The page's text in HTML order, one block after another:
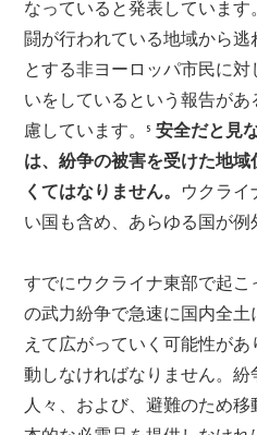
なっていると発表しています
闘が行われている地域から逃
とする非ヨーロッパ市民に
いをしているという報告が
慮しています。5
安全だと見
は、紛争の被害を受けた地
くてはなりません。 ウクライ
い国も含め、あらゆる国が例
すでにウクライナ東部で起こ
の武力紛争で急速に国内全
えて広がっていく可能性が
動しなければなりません。紛
人々、および、避難のため